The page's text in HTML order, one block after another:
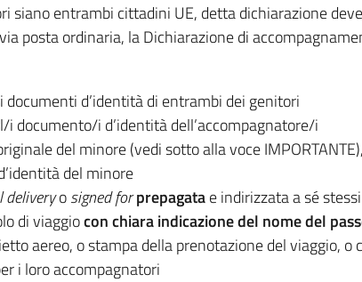
siano entrambi cittadini UE, detta dichiarazione
posta ordinaria, la Dichiarazione di
documenti d’identità di entrambi dei genitori
i documento/i d’identità dell’accompagnatore/i
del minore (vedi sotto alla voce
del minore
deliveryosigned forprepagatae indirizzata a sé stessi
di viaggiocon chiara indicazione del nome del
aereo, o stampa della prenotazione del viaggio, o
i loro accompagnatori